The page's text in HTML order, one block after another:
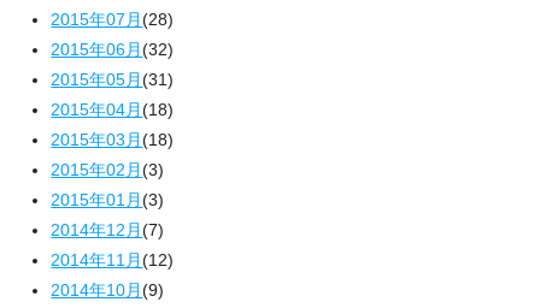
2015年07月(28)
2015年06月(32)
2015年05月(31)
2015年04月(18)
2015年03月(18)
2015年02月(3)
2015年01月(3)
2014年12月(7)
2014年11月(12)
2014年10月(9)